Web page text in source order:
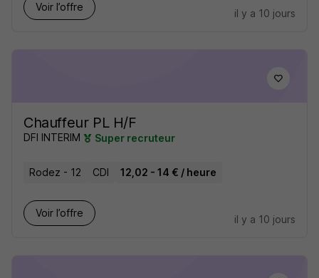
Voir l’offre
il y a 10 jours
Chauffeur PL H/F
DFI INTERIM Super recruteur
Rodez - 12 CDI 12,02 - 14 € / heure
Voir l’offre
il y a 10 jours